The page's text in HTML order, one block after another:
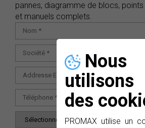
Nous
utilisons
des
PROMAX utilise un
pannes, diagramme de blocs,
et manuels complets.